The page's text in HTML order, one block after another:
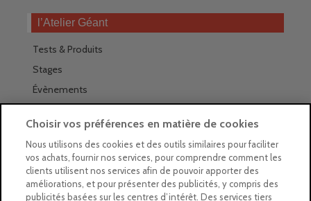
l’Atelier Géant
Tests & Produits
Stages
Évènements
Trouver nos magasins
La newsletter des magasins
Feuilleter le Guide
Choisir vos préférences en matière de cookies
Nous utilisons des cookies et des outils similaires pour faciliter
vos achats, fournir nos services, pour comprendre comment les
clients utilisent nos services afin de pouvoir apporter des
améliorations, et pour présenter des publicités, y compris des
publicités basées sur les centres d’intérêt. Des services tiers